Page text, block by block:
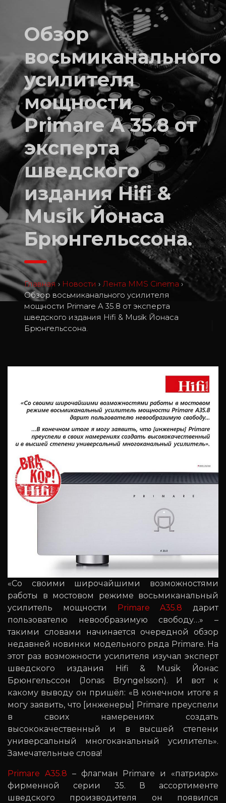
Обзор
восьмиканального
усилителя
мощности
Primare A 35.8 от
эксперта
шведского
издания Hifi &
Musik Йонаса
Брюнгельссона.
Главная › Новости › Лента MMS Cinema ›
Обзор восьмиканального усилителя
мощности Primare A 35.8 от эксперта
шведского издания Hifi & Musik Йонаса
Брюнгельссона.
«Со своими широчайшими возможностями
работы в мостовом режиме восьмиканальный
усилитель мощности Primare A35.8 дарит
пользователю невообразимую свободу…» –
такими словами начинается очередной обзор
недавней новинки модельного ряда Primare. На
этот раз возможности усилителя изучал эксперт
шведского издания Hifi & Musik Йонас
Брюнгельссон (Jonas Bryngelsson). И вот к
какому выводу он пришёл: «В конечном итоге я
могу заявить, что [инженеры] Primare преуспели
в своих намерениях создать
высококачественный и в высшей степени
универсальный многоканальный усилитель».
Замечательные слова!
Primare A35.8 – флагман Primare и «патриарх»
фирменной серии 35. В ассортименте
шведского производителя он появился